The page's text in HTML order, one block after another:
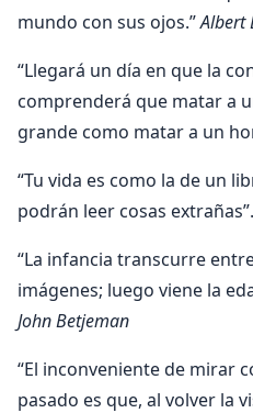
mundo con sus ojos.”Albert
“Llegará un día en que la
comprenderá que matar a
grande como matar a un
“Tu vida es como la de un
podrán leer cosas extrañas”.
“La infancia transcurre
imágenes; luego viene la
John Betjeman
“El inconveniente de mirar
pasado es que, al volver la